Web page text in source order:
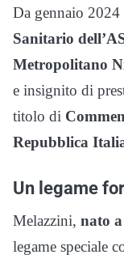
Da gennaio
Sanitario
Metropolitano
e insignito di
titolo di
Repubblica
Un legame
Melazzini, nato
legame speciale